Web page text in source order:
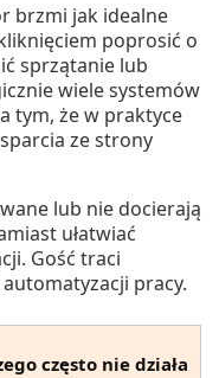
brzmi jak idealne
poprosić o
sprzątanie lub
wiele systemów
tym, że w praktyce
ze strony
lub nie docierają
ułatwiać
Gość traci
pracy.
często nie działa